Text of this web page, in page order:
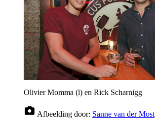
Olivier Momma (l) en Rick Scharnigg
Afbeelding door: Sanne van der Most